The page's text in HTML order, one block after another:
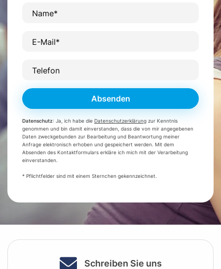
Name*
E-Mail*
Telefon
Absenden
Datenschutz: Ja, ich habe die Datenschutzerklärung zur Kenntnis
genommen und bin damit einverstanden, dass die von mir angegebenen
Daten zweckgebunden zur Bearbeitung und Beantwortung meiner
Anfrage elektronisch erhoben und gespeichert werden. Mit dem
Absenden des Kontaktformulars erkläre ich mich mit der Verarbeitung
einverstanden.
* Pflichtfelder sind mit einem Sternchen gekennzeichnet.
Schreiben Sie uns